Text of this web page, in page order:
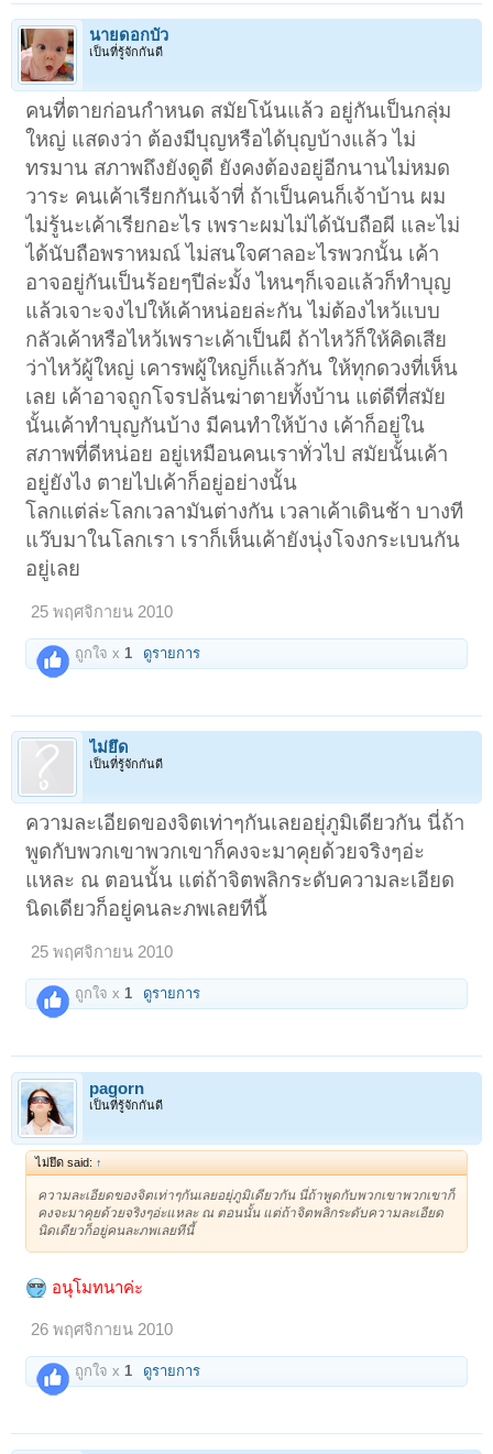
นายดอกบัว
เป็นที่รู้จักกันดี
คนที่ตายก่อนกำหนด สมัยโน้นแล้ว อยู่กันเป็นกลุ่ม
ใหญ่ แสดงว่า ต้องมีบุญหรือได้บุญบ้างแล้ว ไม่
ทรมาน สภาพถึงยังดูดี ยังคงต้องอยู่อีกนานไม่หมด
วาระ คนเค้าเรียกกันเจ้าที่ ถ้าเป็นคนก็เจ้าบ้าน ผม
ไม่รู้นะเค้าเรียกอะไร เพราะผมไม่ได้นับถือผี และไม่
ได้นับถือพราหมณ์ ไม่สนใจศาลอะไรพวกนั้น เค้า
อาจอยู่กันเป็นร้อยๆปีล่ะมั้ง ไหนๆก็เจอแล้วก็ทำบุญ
แล้วเจาะจงไปให้เค้าหน่อยล่ะกัน ไม่ต้องไหว้แบบ
กลัวเค้าหรือไหว้เพราะเค้าเป็นผี ถ้าไหว้ก็ให้คิดเสีย
ว่าไหว้ผู้ใหญ่ เคารพผู้ใหญ่ก็แล้วกัน ให้ทุกดวงที่เห็น
เลย เค้าอาจถูกโจรปล้นฆ่าตายทั้งบ้าน แต่ดีที่สมัย
นั้นเค้าทำบุญกันบ้าง มีคนทำให้บ้าง เค้าก็อยู่ใน
สภาพที่ดีหน่อย อยู่เหมือนคนเราทั่วไป สมัยนั้นเค้า
อยู่ยังไง ตายไปเค้าก็อยู่อย่างนั้น
โลกแต่ล่ะโลกเวลามันต่างกัน เวลาเค้าเดินช้า บางที
แว๊บมาในโลกเรา เราก็เห็นเค้ายังนุ่งโจงกระเบนกัน
อยู่เลย
25 พฤศจิกายน 2010
ถูกใจ x 1 ดูรายการ
ไม่ยึด
เป็นที่รู้จักกันดี
ความละเอียดของจิตเท่าๆกันเลยอยุ่ภูมิเดียวกัน นี่ถ้า
พูดกับพวกเขาพวกเขาก็คงจะมาคุยด้วยจริงๆอ่ะ
แหละ ณ ตอนนั้น แต่ถ้าจิตพลิกระดับความละเอียด
นิดเดียวก็อยู่คนละภพเลยทีนี้
25 พฤศจิกายน 2010
ถูกใจ x1 ดูรายการ
pagorn
เป็นที่รู้จักกันดี
ไม่ยึด said: ↑
ความละเอียดของจิตเท่าๆกันเลยอยุ่ภูมิเดียวกัน นี่ถ้าพูดกับพวกเขาพวกเขาก็
คงจะมาคุยด้วยจริงๆอ่ะแหละ ณ ตอนนั้น แต่ถ้าจิตพลิกระดับความละเอียด
นิดเดียวก็อยู่คนละภพเลยทีนี้
อนุโมทนาค่ะ
26 พฤศจิกายน 2010
ถูกใจ x1 ดูรายการ